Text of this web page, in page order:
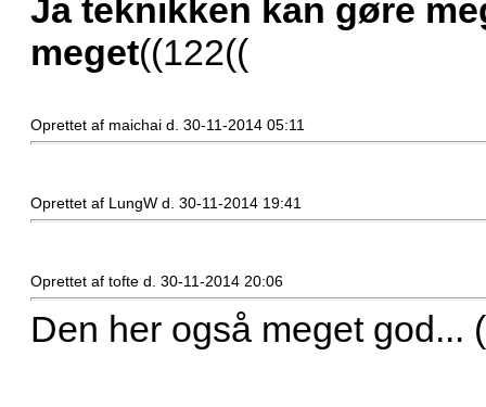
Ja teknikken kan gøre
meget((122((
Oprettet af maichai d. 30-11-2014 05:11
Oprettet af LungW d. 30-11-2014 19:41
Oprettet af tofte d. 30-11-2014 20:06
Den her også meget god...